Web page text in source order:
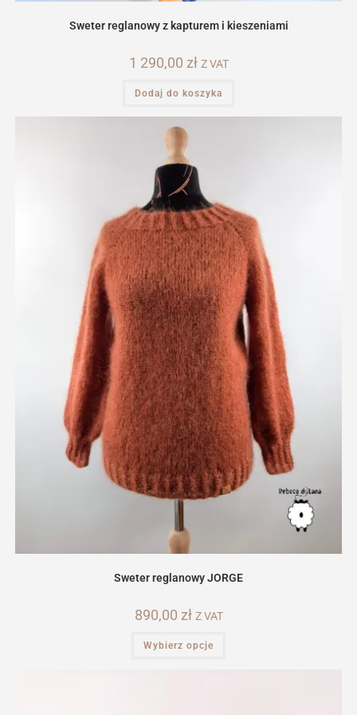
Sweter reglanowy z kapturem i kieszeniami
1 290,00 zł Z VAT
Dodaj do koszyka
Sweter reglanowy JORGE
890,00 zł Z VAT
Wybierz opcje